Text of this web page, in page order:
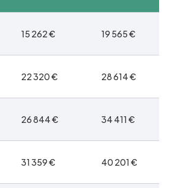
15 262 € 19 565 €
22 320 € 28 614 €
26 844 € 34 411 €
31 359 € 40 201 €